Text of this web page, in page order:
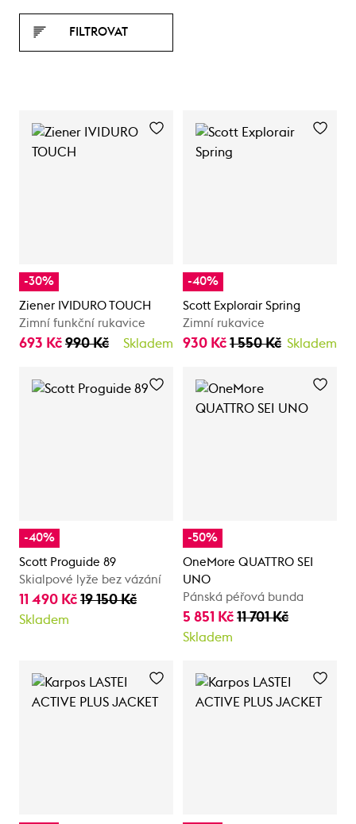
FILTROVAT
-30%
Ziener IVIDURO TOUCH
Zimní funkční rukavice
693 Kč 990 Kč Skladem
-40%
Scott Explorair Spring
Zimní rukavice
930 Kč 1 550 Kč Skladem
-40%
Scott Proguide 89
Skialpové lyže bez vázání
11 490 Kč 19 150 Kč
Skladem
-50%
OneMore QUATTRO SEI
UNO
Pánská péřová bunda
5 851 Kč 11 701 Kč
Skladem